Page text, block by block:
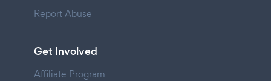
Report Abuse
Get Involved
Affiliate Program